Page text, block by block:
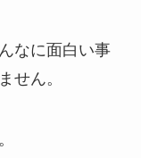
なに面白い事
せん。